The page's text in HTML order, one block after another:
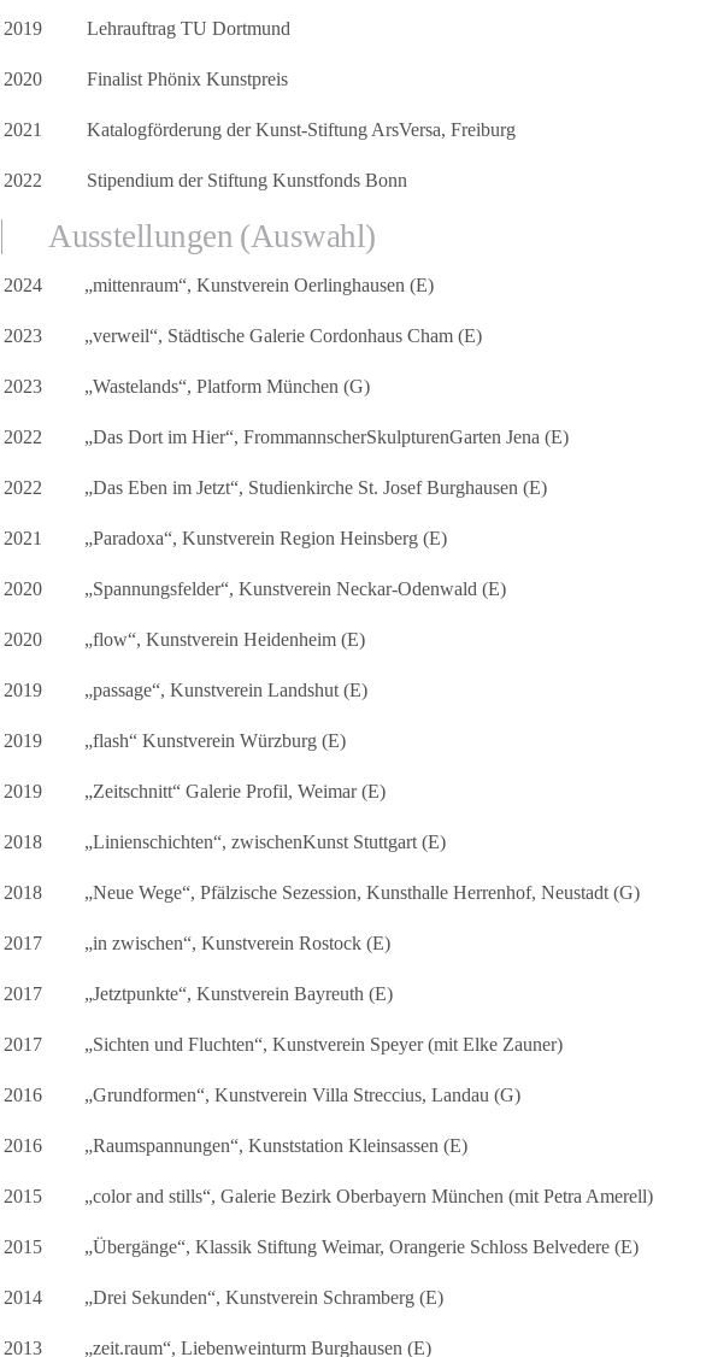
2019 Lehrauftrag TU Dortmund
2020 Finalist Phönix Kunstpreis
2021 Katalogförderung der Kunst-Stiftung ArsVersa, Freiburg
2022 Stipendium der Stiftung Kunstfonds Bonn
Ausstellungen (Auswahl)
2024 „mittenraum“, Kunstverein Oerlinghausen (E)
2023 „verweil“, Städtische Galerie Cordonhaus Cham (E)
2023 „Wastelands“, Platform München (G)
2022 „Das Dort im Hier“, FrommannscherSkulpturenGarten Jena (E)
2022 „Das Eben im Jetzt“, Studienkirche St. Josef Burghausen (E)
2021 „Paradoxa“, Kunstverein Region Heinsberg (E)
2020 „Spannungsfelder“, Kunstverein Neckar-Odenwald (E)
2020 „flow“, Kunstverein Heidenheim (E)
2019 „passage“, Kunstverein Landshut (E)
2019 „flash“ Kunstverein Würzburg (E)
2019 „Zeitschnitt“ Galerie Profil, Weimar (E)
2018 „Linienschichten“, zwischenKunst Stuttgart (E)
2018 „Neue Wege“, Pfälzische Sezession, Kunsthalle Herrenhof, Neustadt (G)
2017 „in zwischen“, Kunstverein Rostock (E)
2017 „Jetztpunkte“, Kunstverein Bayreuth (E)
2017 „Sichten und Fluchten“, Kunstverein Speyer (mit Elke Zauner)
2016 „Grundformen“, Kunstverein Villa Streccius, Landau (G)
2016 „Raumspannungen“, Kunststation Kleinsassen (E)
2015 „color and stills“, Galerie Bezirk Oberbayern München (mit Petra Amerell)
2015 „Übergänge“, Klassik Stiftung Weimar, Orangerie Schloss Belvedere (E)
2014 „Drei Sekunden“, Kunstverein Schramberg (E)
2013 „zeit.raum“, Liebenweinturm Burghausen (E)